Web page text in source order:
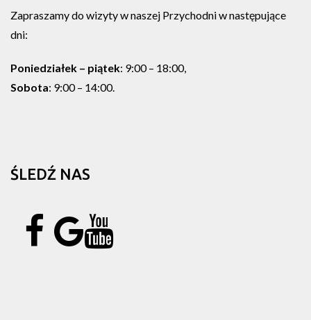
Zapraszamy do wizyty w naszej Przychodni w następujące
dni:
Poniedziałek – piątek: 9:00 – 18:00,
Sobota: 9:00 – 14:00.
ŚLEDŹ NAS